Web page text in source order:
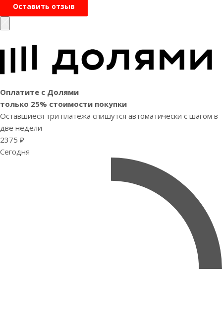
Оставить отзыв
Оплатите с Долями
только 25% стоимости покупки
Оставшиеся три платежа спишутся автоматически с шагом в
две недели
2375 ₽
Сегодня